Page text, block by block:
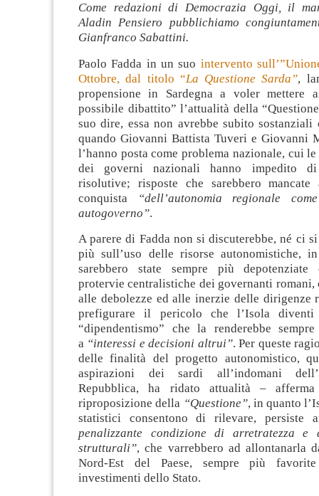
Come redazioni di Democrazia Oggi, il
Aladin Pensiero pubblichiamo
Gianfranco Sabattini.
Paolo Fadda in un suo intervento
Ottobre, dal titolo “La Questione Sarda”,
propensione in Sardegna a voler mettere
possibile dibattito” l’attualità della
suo dire, essa non avrebbe subito sostanziali
quando Giovanni Battista Tuveri e Giovanni
l’hanno posta come problema nazionale, cui
dei governi nazionali hanno impedito
risolutive; risposte che sarebbero
conquista
“dell’autonomia regionale
autogoverno”.
A parere di Fadda non si discuterebbe, né ci
più sull’uso delle risorse autonomistiche,
sarebbero state sempre più depotenziate
protervie centralistiche dei governanti romani,
alle debolezze ed alle inerzie delle dirigenze
prefigurare il pericolo che l’Isola
“dipendentismo” che la renderebbe
a “interessi e decisioni altrui”. Per queste
delle finalità del progetto autonomistico,
aspirazioni dei sardi all’indomani
Repubblica, ha ridato attualità –
riproposizione della “Questione”, in quanto
statistici consentono di rilevare, persiste
penalizzante condizione di arretratezza e
strutturali”, che varrebbero ad allontanarla
Nord-Est del Paese, sempre più
investimenti dello Stato.